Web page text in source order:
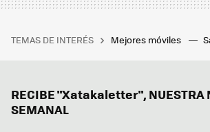
TEMAS DE INTERÉS Mejores móviles
RECIBE "Xatakaletter", NUESTRA
SEMANAL